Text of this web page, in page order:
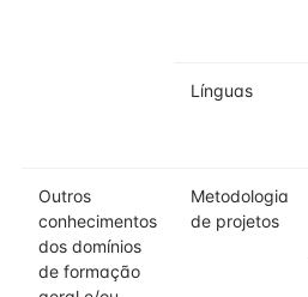
Línguas
Outros
conhecimentos
dos domínios
de formação
Metodologia
de projetos